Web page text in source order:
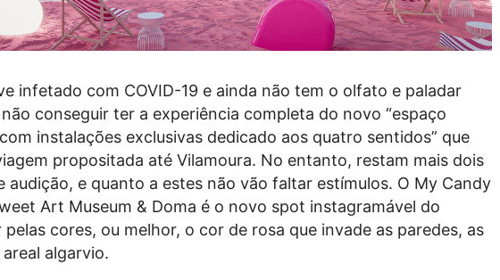
infetado com COVID-19 e ainda não tem o olfato e paladar
conseguir ter a experiência completa do novo “espaço
instalações exclusivas dedicado aos quatro sentidos” que
propositada até Vilamoura. No entanto, restam mais dois
audição, e quanto a estes não vão faltar estímulos. O My Candy
Art Museum & Doma é o novo spot instagramável do
cores, ou melhor, o cor de rosa que invade as paredes, as
algarvio.